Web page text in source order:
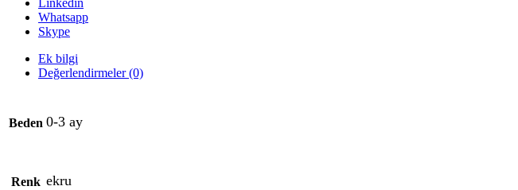
Linkedin
Whatsapp
Skype
Ek bilgi
Değerlendirmeler (0)
Beden 0-3 ay
Renk ekru